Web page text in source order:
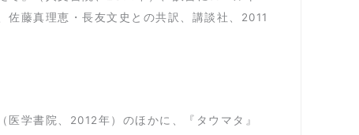
藤真理恵・長友文史との共訳、講談社、2011
学書院、2012年）のほかに、『タウマタ』